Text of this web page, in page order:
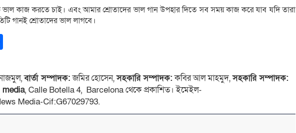
কাজ করতে চাই। এবং আমার শ্রোতাদের ভাল গান উপহার দিতে সব সময় কাজ করে যাব যদি তারা
গানই শ্রোতাদের ভাল লাগবে।
বার্তা সম্পাদক:জমির হোসেন,সহকারি সম্পাদক:কবির আল মাহমুদ,সহকারি সম্পাদক:
, Calle Botella 4, Barcelona থেকে প্রকাশিত। ইমেইল-
Media-Cif:G67029793.